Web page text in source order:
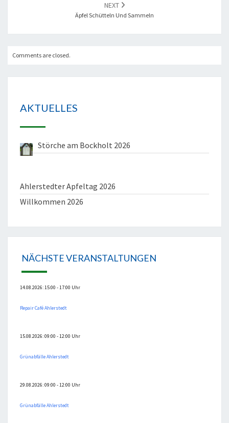
NEXT
Äpfel Schütteln Und Sammeln
Comments are closed.
AKTUELLES
Störche am Bockholt 2026
Ahlerstedter Apfeltag 2026
Willkommen 2026
NÄCHSTE VERANSTALTUNGEN
14.08.2026: 15:00 - 17:00 Uhr
Repair Café Ahlerstedt
15.08.2026: 09:00 - 12:00 Uhr
Grünabfälle Ahlerstedt
29.08.2026: 09:00 - 12:00 Uhr
Grünabfälle Ahlerstedt